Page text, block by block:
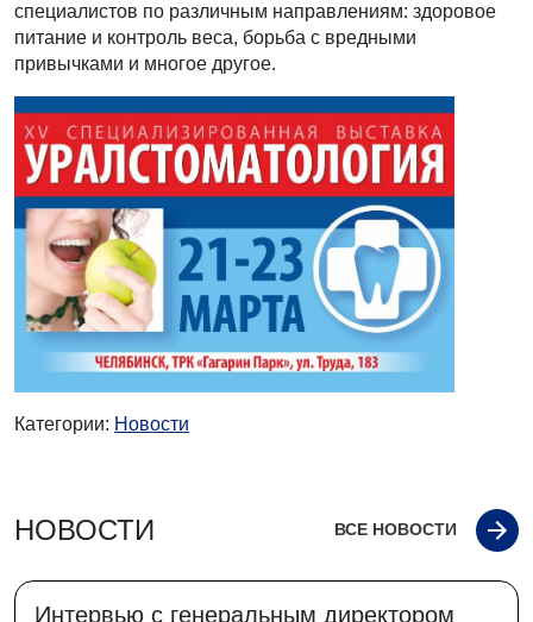
специалистов по различным направлениям: здоровое
питание и контроль веса, борьба с вредными
привычками и многое другое.
Категории: Новости
НОВОСТИ ВСЕ НОВОСТИ
Интервью с генеральным директором